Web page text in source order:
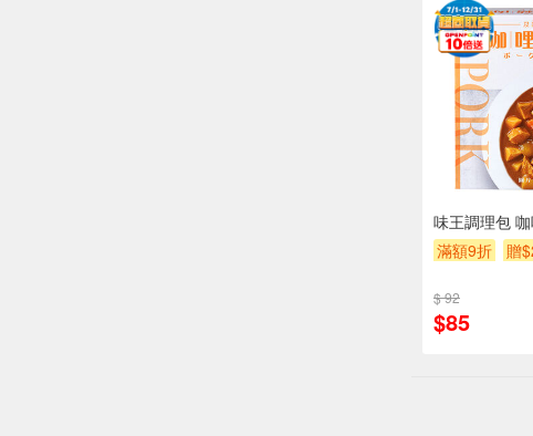
味王調理包
滿額9折
贈
$ 92
$85